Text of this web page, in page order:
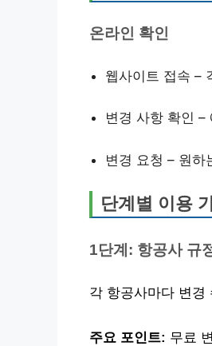
온라인 확인
웹사이트 접속 –
변경 사항 확인 –
변경 요청 – 원하
단계별 이용
1단계: 항공사 규
각 항공사마다 변경
주요 포인트: 무료